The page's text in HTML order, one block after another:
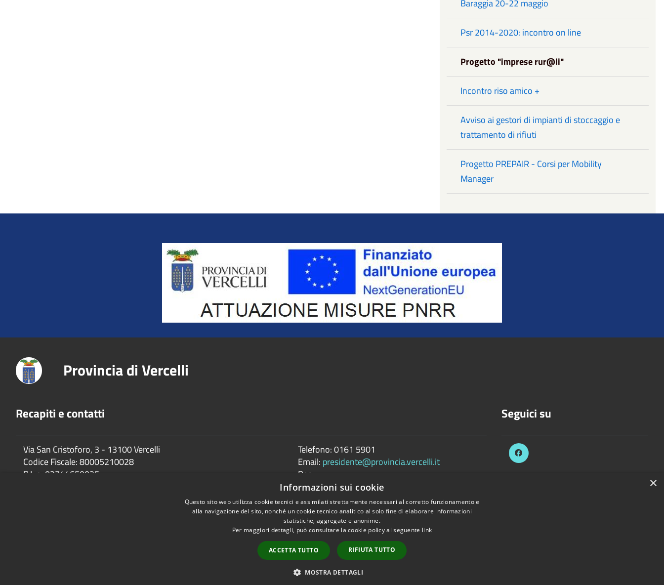
Baraggia 20-22 maggio
Psr 2014-2020: incontro on line
Progetto "imprese rur@li"
Incontro riso amico +
Avviso ai gestori di impianti di stoccaggio e
trattamento di rifiuti
Progetto PREPAIR - Corsi per Mobility
Manager
Title
Provincia di Vercelli
Recapiti e contatti
Via San Cristoforo, 3 - 13100 Vercelli
Codice Fiscale:80005210028
P.Iva: 02744650025
Telefono:0161 5901
Email: presidente@provincia.vercelli.it
Pec:
presidenza.provincia@cert.provincia.vercelli.it
Seguici su
Copyright © 2026 • Provincia di Vercelli • Powered by
×
Informazioni sui cookie
Questo sito web utilizza cookie tecnici e assimilati strettamente necessari al corretto funzionamento e
alla navigazione del sito, nonché un cookie tecnico analitico al solo fine di elaborare informazioni
statistiche, aggregate e anonime.
Per maggiori dettagli, può consultare la cookie policy al seguente link
ACCETTA TUTTO RIFIUTA TUTTO
MOSTRA DETTAGLI